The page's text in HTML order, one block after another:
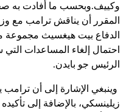
وكييف.وبحسب ما أفادت به
المقرر أن يناقش ترامب مع
الدفاع بيت هيغسيث مجموعة
احتمال إلغاء المساعدات
الرئيس جو بايدن.
وينبغي الإشارة إلى أن
زيلينسكي، بالإضافة إلى